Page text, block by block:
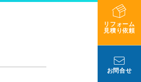
リフォーム
見積り依頼
お問合せ